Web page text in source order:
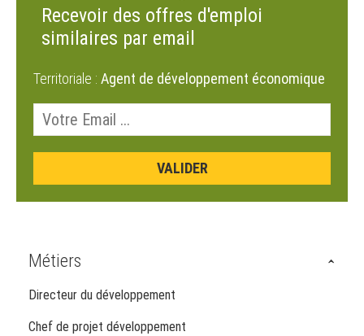
Recevoir des offres d'emploi
similaires par email
Territoriale : Agent de développement économique
Métiers
Directeur du développement
Chef de projet développement